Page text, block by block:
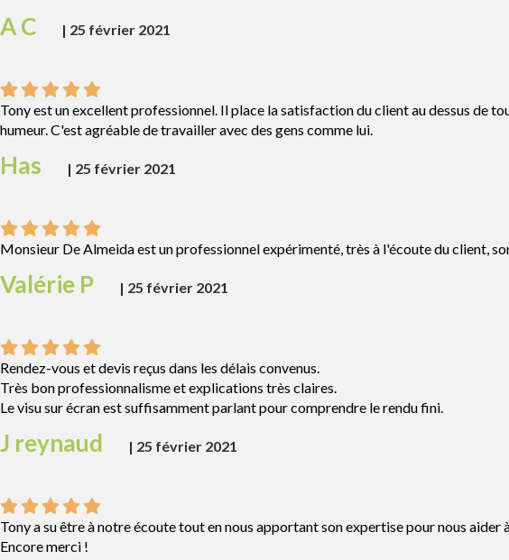
A C | 25 février 2021
Tony est un excellent professionnel. Il place la satisfaction du client au dessus de
humeur. C'est agréable de travailler avec des gens comme lui.
Has | 25 février 2021
Monsieur De Almeida est un professionnel expérimenté, très à l'écoute du client,
Valérie P | 25 février 2021
Rendez-vous et devis reçus dans les délais convenus.
Très bon professionnalisme et explications très claires.
Le visu sur écran est suffisamment parlant pour comprendre le rendu fini.
J reynaud | 25 février 2021
Tony a su être à notre écoute tout en nous apportant son expertise pour nous
Encore merci !